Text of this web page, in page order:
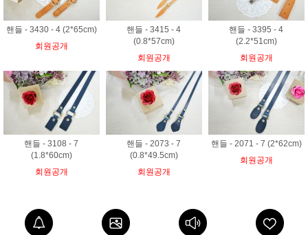
핸들 - 3430 - 4 (2*65cm)
회원공개
핸들 - 3415 - 4
(0.8*57cm)
회원공개
핸들 - 3395 - 4
(2.2*51cm)
회원공개
핸들 - 3108 - 7
(1.8*60cm)
회원공개
핸들 - 2073 - 7
(0.8*49.5cm)
회원공개
핸들 - 2071 - 7 (2*62cm)
회원공개